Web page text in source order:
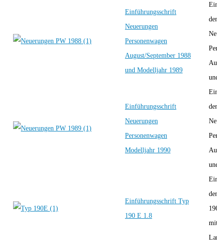
Einführungsschrift
Neuerungen
Personenwagen
August/September 1988
und Modelljahr 1989
Einführungsschrift
Neuerungen
Personenwagen
Modelljahr 1990
Einführungsschrift Typ
190 E 1.8